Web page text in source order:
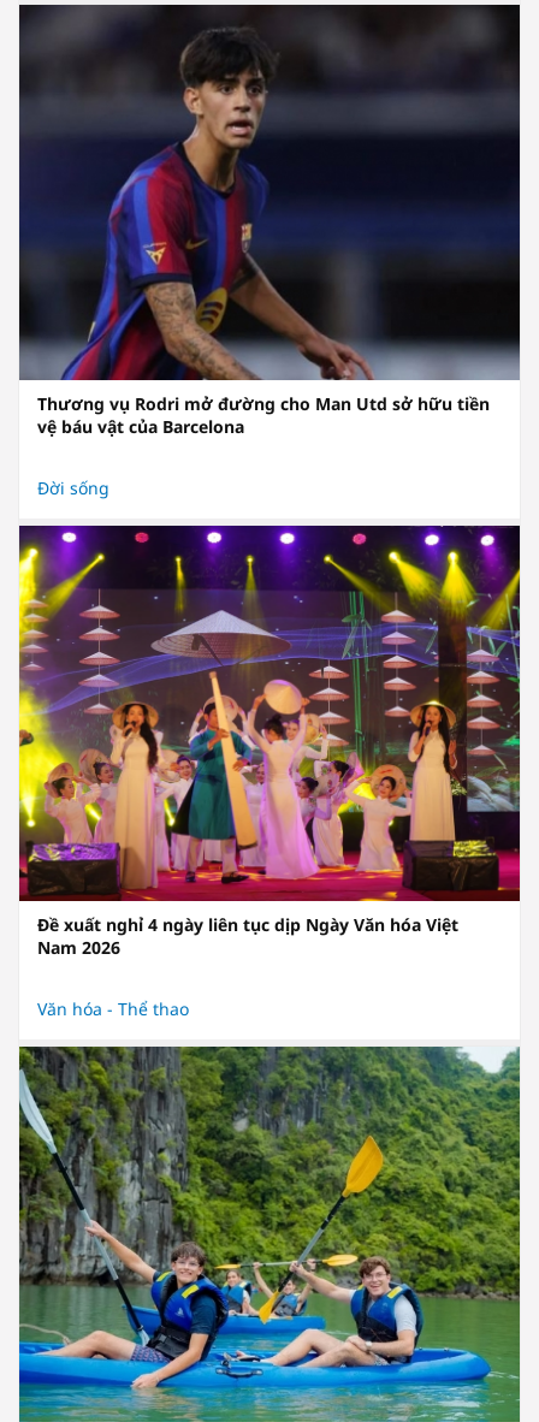
Thương vụ Rodri mở đường cho Man Utd sở hữu tiền
vệ báu vật của Barcelona
Đời sống
Đề xuất nghỉ 4 ngày liên tục dịp Ngày Văn hóa Việt
Nam 2026
Văn hóa - Thể thao